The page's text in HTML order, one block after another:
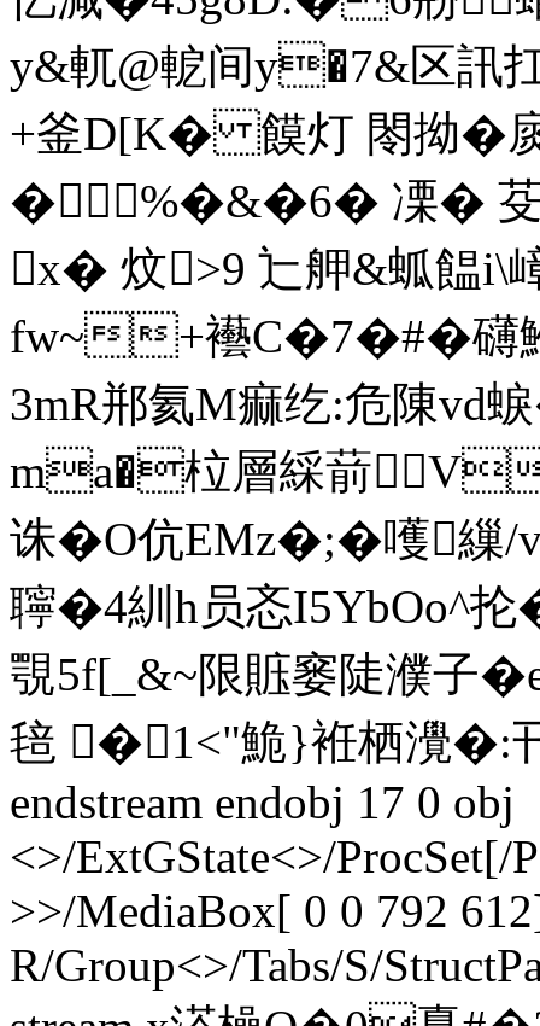
y&軏@軶间y�7&区訊
+釜D[K� 饃灯 閝拗
�%�&�6� 凓� 芟
x� 炆>9 辷舺&蛌饂i\
fw~+襼C�7�#�礴
3mR郱氦M痲纥:危陳
ma�柆層綵葥
诛�O伉EMz�;�嚄繅
聹�4紃h员忞I5YbOo^抡
覨5f[_&~限賘窭陡濮子
毰 �1<"鮠}袵栖灚�:
endstream endobj 17 0 obj
<>/ExtGState<>/ProcSet[/
>>/MediaBox[ 0 0 792
R/Group<>/Tabs/S/